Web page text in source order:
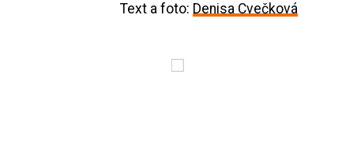
Text a foto: Denisa Cvečková